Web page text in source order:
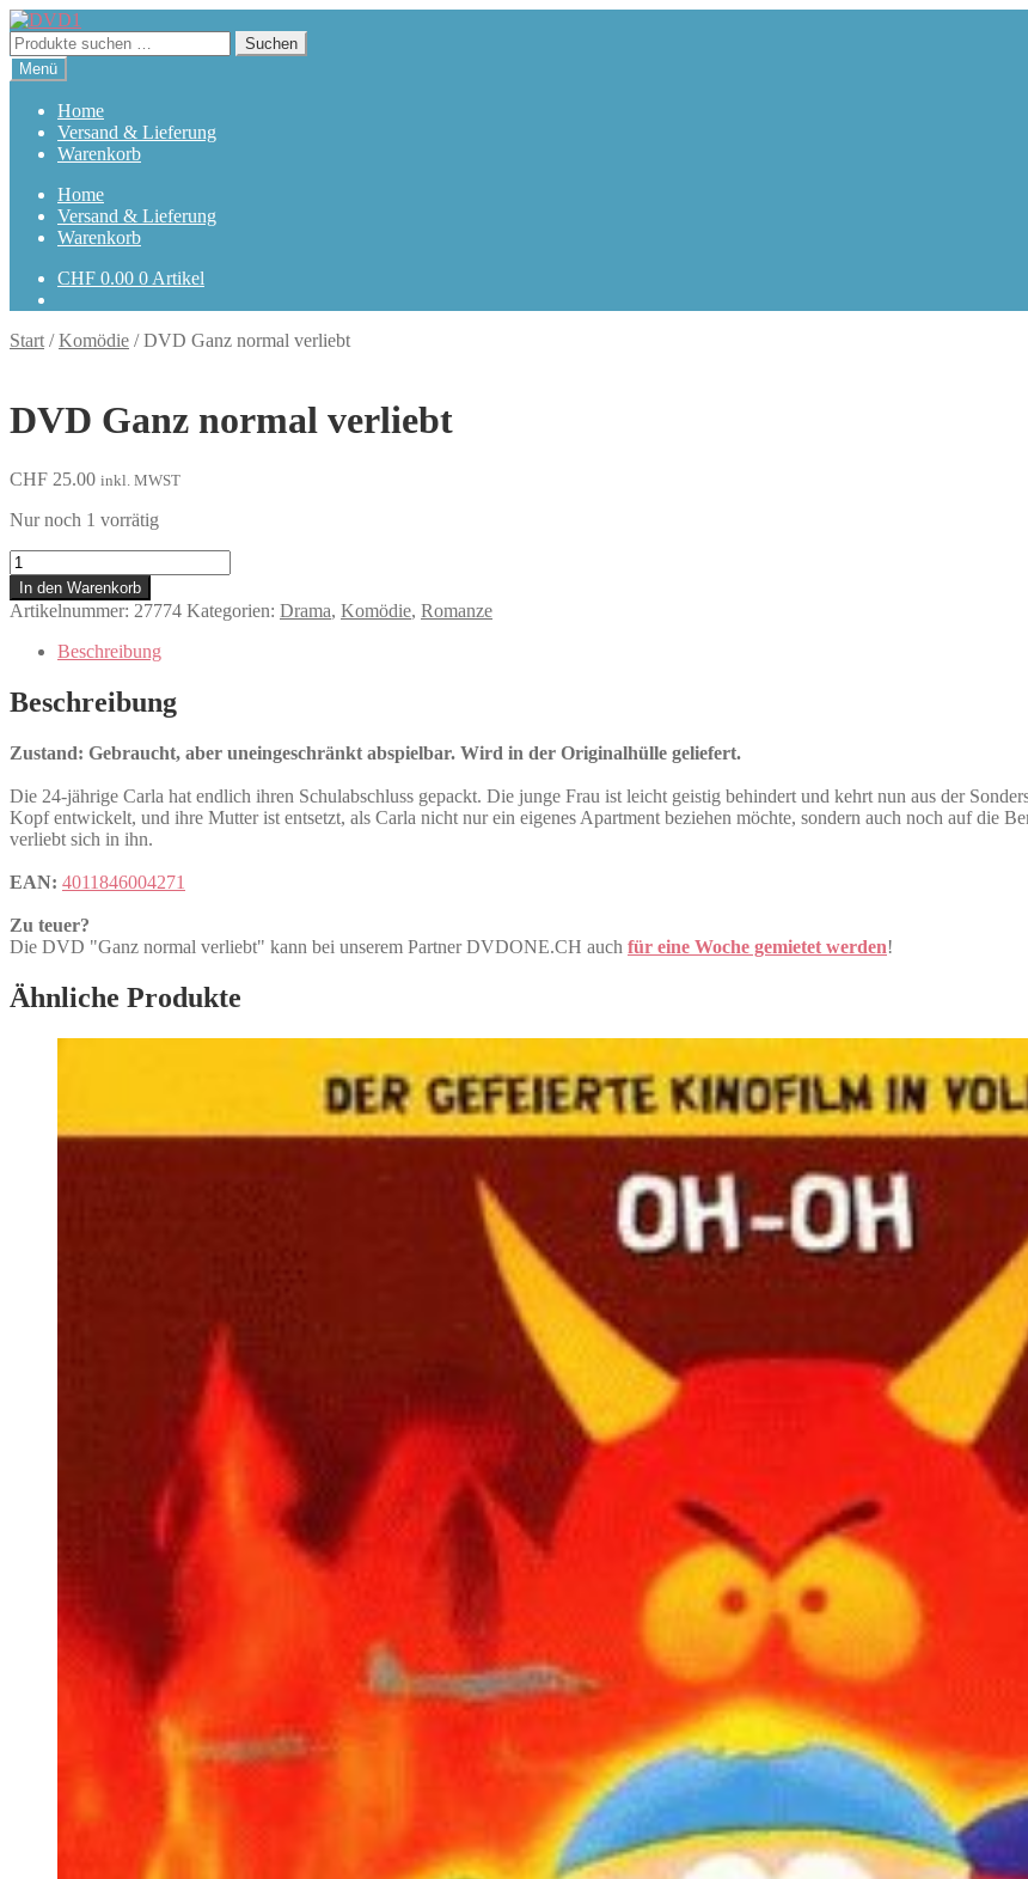
Zur
Navigation
springen
Zum
Inhalt
springen
Suchen
nach:
Suchen
Menü
Home
Versand & Lieferung
Warenkorb
Home
Versand & Lieferung
Warenkorb
CHF 0.00 0 Artikel
Start /Komödie /DVD Ganz normal verliebt
DVD Ganz normal verliebt
CHF 25.00 inkl. MWST
Nur noch 1 vorrätig
Ganz
normal
verliebt
Menge
In den Warenkorb
Artikelnummer: 27774 Kategorien: Drama, Komödie, Romanze
Beschreibung
Beschreibung
Zustand: Gebraucht, aber uneingeschränkt abspielbar. Wird in der Originalhülle geliefert.
Die 24-jährige Carla hat endlich ihren Schulabschluss gepackt. Die junge Frau ist leicht geistig behindert und kehrt nun aus der
Kopf entwickelt, und ihre Mutter ist entsetzt, als Carla nicht nur ein eigenes Apartment beziehen möchte, sondern auch noch auf die
verliebt sich in ihn.
EAN: 4011846004271
Zu teuer?
Die DVD "Ganz normal verliebt" kann bei unserem Partner DVDONE.CH auch für eine Woche gemietet werden!
Ähnliche Produkte